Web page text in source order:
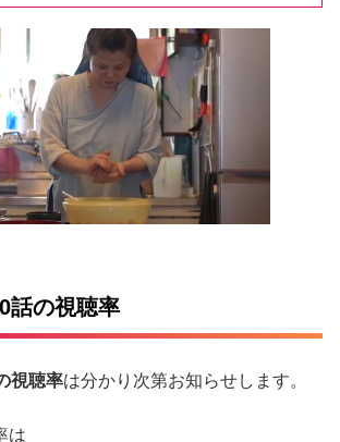
話の視聴率
視聴率は分かり次第お知らせします。
は